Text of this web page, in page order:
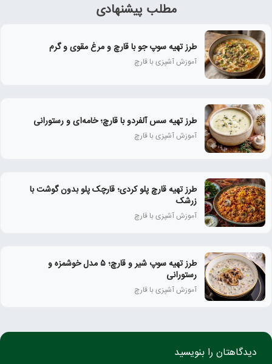
مطلب پیشنهادی
طرز تهیه سوپ جو با قارچ و مرغ مقوی و گرم
آموزش آشپزی با قارچ
طرز تهیه سس آلفردو با قارچ؛ خامه‌ای و رستورانی
آموزش آشپزی با قارچ
طرز تهیه قارچ پلو کردی؛ قارچک پلو بدون گوشت با
زرشک
آموزش آشپزی با قارچ
طرز تهیه سوپ شیر و قارچ؛ ۵ مدل خوشمزه و
رستورانی
آموزش آشپزی با قارچ
دیدگاهتان را بنویسید